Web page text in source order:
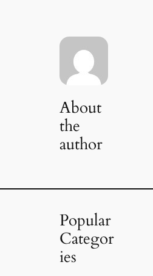
About
the
author
Popular
Categor
ies